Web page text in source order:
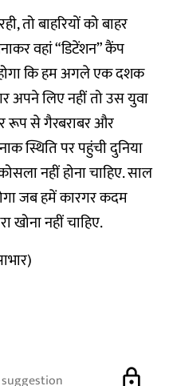
तो बाहरियों को बाहर
वहां “डिटेंशन” कैंप
कि हम अगले एक दशक
अपने लिए नहीं तो उस युवा
रूप से गैरबराबर और
स्थिति पर पहुंची दुनिया
नहीं होना चाहिए. साल
जब हमें कारगर कदम
खोना नहीं चाहिए.
lock